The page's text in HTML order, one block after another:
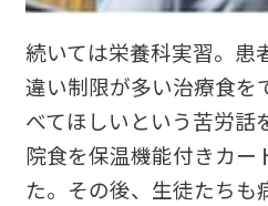
続いては栄養科実習。患
違い制限が多い治療食を
べてほしいという苦労話
院食を保温機能付きカー
た。その後、生徒たちも